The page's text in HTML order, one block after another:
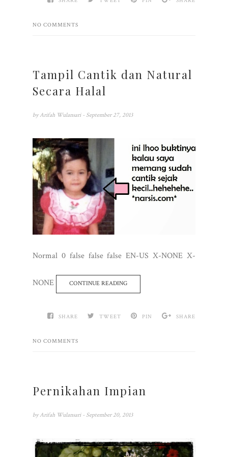
NO COMMENTS
Tampil Cantik dan Natural
Secara Halal
by Arifah Wulansari - September 27, 2013
Normal 0 false false false EN-US X-NONE X-
NONE CONTINUE READING
SHARE TWEET PIN SHARE
NO COMMENTS
Pernikahan Impian
by Arifah Wulansari - September 20, 2013